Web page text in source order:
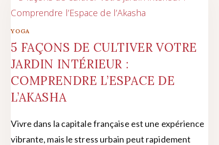
YOGA
5 FAÇONS DE CULTIVER VOTRE
JARDIN INTÉRIEUR :
COMPRENDRE L’ESPACE DE
L’AKASHA
Vivre dans la capitale française est une expérience
vibrante, mais le stress urbain peut rapidement